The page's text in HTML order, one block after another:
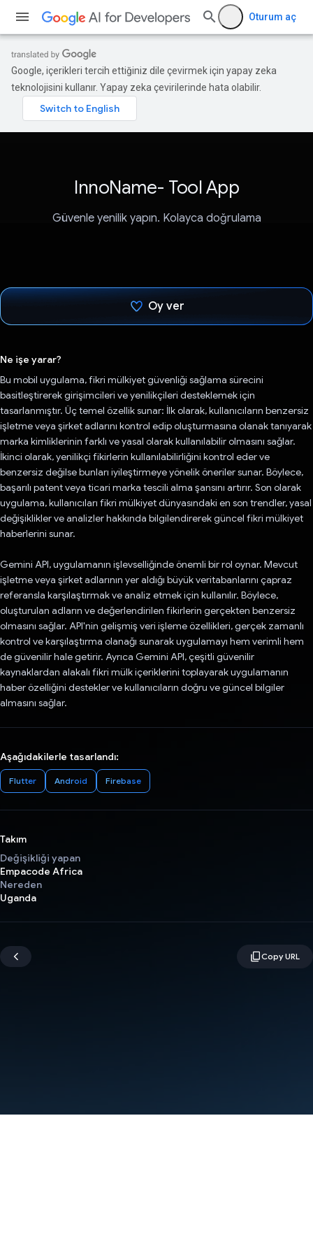
Oturum aç
Google, içerikleri tercih ettiğiniz dile çevirmek için yapay zeka
teknolojisini kullanır. Yapay zeka çevirilerinde hata olabilir.
InnoName- Tool App
Güvenle yenilik yapın. Kolayca doğrulama
Oy ver
Ne işe yarar?
Bu mobil uygulama, fikri mülkiyet güvenliği sağlama sürecini
basitleştirerek girişimcileri ve yenilikçileri desteklemek için
tasarlanmıştır. Üç temel özellik sunar: İlk olarak, kullanıcıların benzersiz
işletme veya şirket adlarını kontrol edip oluşturmasına olanak tanıyarak
marka kimliklerinin farklı ve yasal olarak kullanılabilir olmasını sağlar.
İkinci olarak, yenilikçi fikirlerin kullanılabilirliğini kontrol eder ve
benzersiz değilse bunları iyileştirmeye yönelik öneriler sunar. Böylece,
başarılı patent veya ticari marka tescili alma şansını artırır. Son olarak
uygulama, kullanıcıları fikri mülkiyet dünyasındaki en son trendler, yasal
değişiklikler ve analizler hakkında bilgilendirerek güncel fikri mülkiyet
haberlerini sunar.
Gemini API, uygulamanın işlevselliğinde önemli bir rol oynar. Mevcut
işletme veya şirket adlarının yer aldığı büyük veritabanlarını çapraz
referansla karşılaştırmak ve analiz etmek için kullanılır. Böylece,
oluşturulan adların ve değerlendirilen fikirlerin gerçekten benzersiz
olmasını sağlar. API'nin gelişmiş veri işleme özellikleri, gerçek zamanlı
kontrol ve karşılaştırma olanağı sunarak uygulamayı hem verimli hem
de güvenilir hale getirir. Ayrıca Gemini API, çeşitli güvenilir
kaynaklardan alakalı fikri mülk içeriklerini toplayarak uygulamanın
haber özelliğini destekler ve kullanıcıların doğru ve güncel bilgiler
almasını sağlar.
Aşağıdakilerle tasarlandı:
Flutter Android Firebase
Takım
Değişikliği yapan
Empacode Africa
Nereden
Uganda